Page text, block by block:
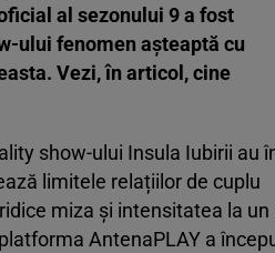
al sezonului 9 a fost
ului fenomen așteaptă cu
Vezi, în articol, cine
show-ului Insula Iubirii au
limitele relațiilor de cuplu
miza și intensitatea la un
AntenaPLAY a